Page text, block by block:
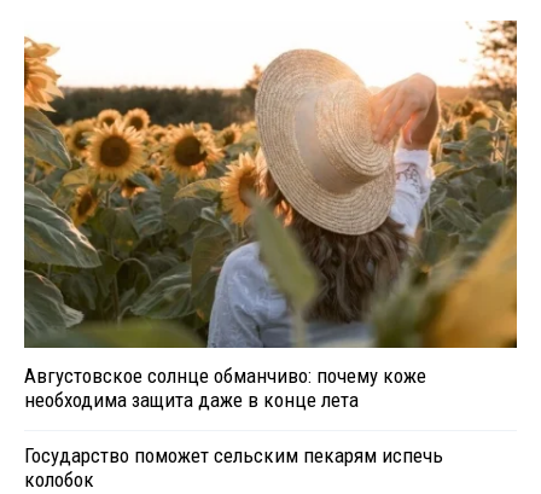
Августовское солнце обманчиво: почему коже
необходима защита даже в конце лета
Государство поможет сельским пекарям испечь
колобок